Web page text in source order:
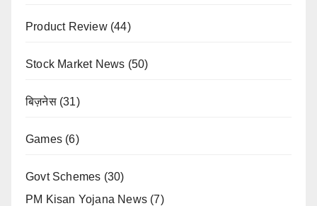
Product Review(44)
Stock Market News (50)
बिज़नेस(31)
Games (6)
Govt Schemes (30)
PM Kisan Yojana News (7)